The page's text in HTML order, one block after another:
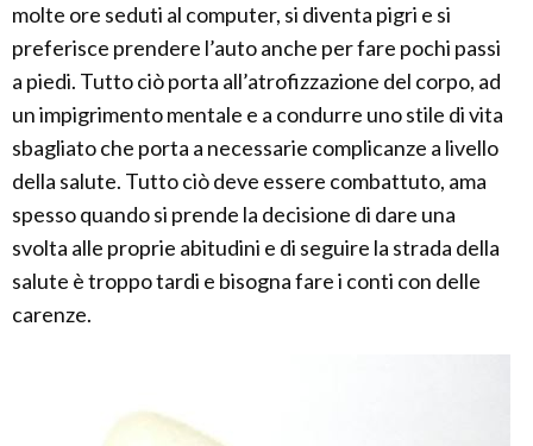
molte ore seduti al computer, si diventa pigri e si
preferisce prendere l’auto anche per fare pochi passi
a piedi. Tutto ciò porta all’atrofizzazione del corpo, ad
un impigrimento mentale e a condurre uno stile di vita
sbagliato che porta a necessarie complicanze a livello
della salute. Tutto ciò deve essere combattuto, ama
spesso quando si prende la decisione di dare una
svolta alle proprie abitudini e di seguire la strada della
salute è troppo tardi e bisogna fare i conti con delle
carenze.